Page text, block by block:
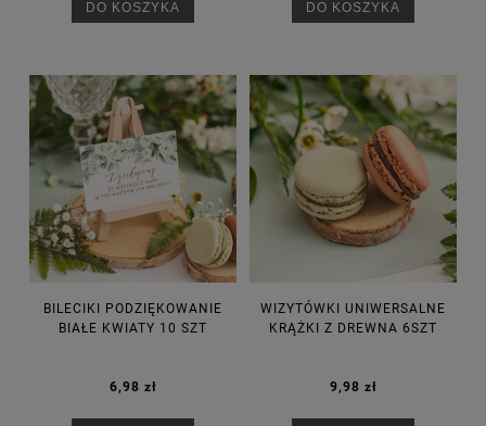
DO KOSZYKA DO KOSZYKA
BILECIKI PODZIĘKOWANIE
BIAŁE KWIATY 10 SZT
6,98 zł
WIZYTÓWKI UNIWERSALNE
KRĄŻKI Z DREWNA 6SZT
9,98 zł